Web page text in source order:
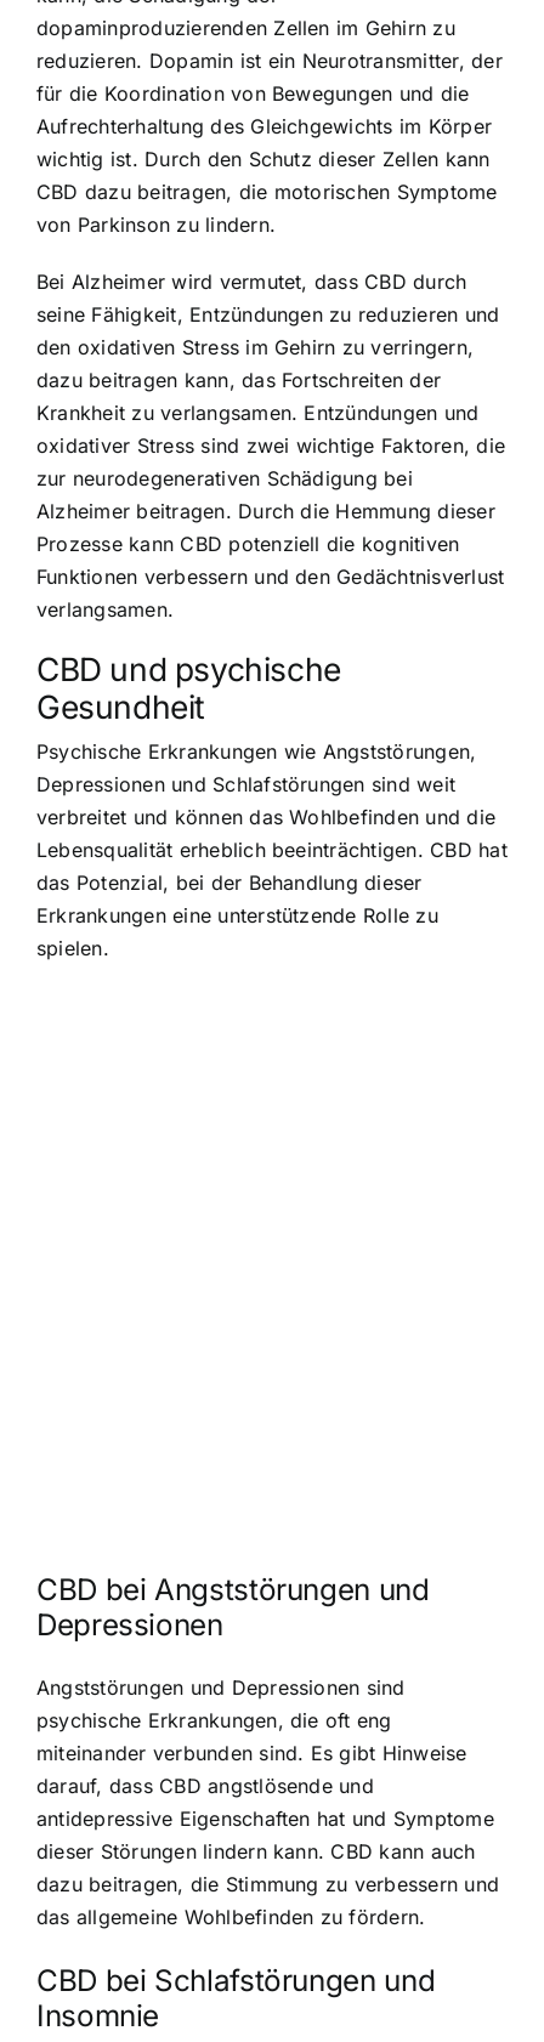
dopaminproduzierenden Zellen im Gehirn zu
reduzieren. Dopamin ist ein Neurotransmitter, der
für die Koordination von Bewegungen und die
Aufrechterhaltung des Gleichgewichts im Körper
wichtig ist. Durch den Schutz dieser Zellen kann
CBD dazu beitragen, die motorischen Symptome
von Parkinson zu lindern.
Bei Alzheimer wird vermutet, dass CBD durch
seine Fähigkeit, Entzündungen zu reduzieren und
den oxidativen Stress im Gehirn zu verringern,
dazu beitragen kann, das Fortschreiten der
Krankheit zu verlangsamen. Entzündungen und
oxidativer Stress sind zwei wichtige Faktoren, die
zur neurodegenerativen Schädigung bei
Alzheimer beitragen. Durch die Hemmung dieser
Prozesse kann CBD potenziell die kognitiven
Funktionen verbessern und den Gedächtnisverlust
verlangsamen.
CBD und psychische
Gesundheit
Psychische Erkrankungen wie Angststörungen,
Depressionen und Schlafstörungen sind weit
verbreitet und können das Wohlbefinden und die
Lebensqualität erheblich beeinträchtigen. CBD hat
das Potenzial, bei der Behandlung dieser
Erkrankungen eine unterstützende Rolle zu
spielen.
CBD bei Angststörungen und
Depressionen
Angststörungen und Depressionen sind
psychische Erkrankungen, die oft eng
miteinander verbunden sind. Es gibt Hinweise
darauf, dass CBD angstlösende und
antidepressive Eigenschaften hat und Symptome
dieser Störungen lindern kann. CBD kann auch
dazu beitragen, die Stimmung zu verbessern und
das allgemeine Wohlbefinden zu fördern.
CBD bei Schlafstörungen und
Insomnie